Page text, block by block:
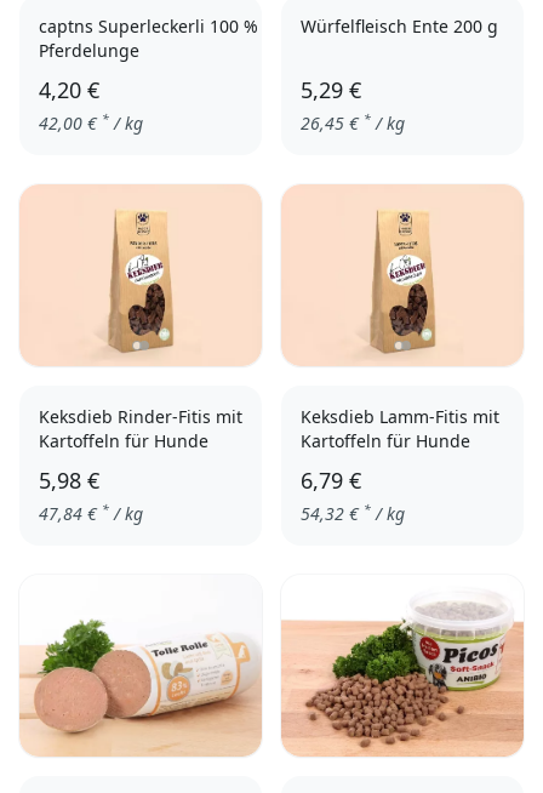
captns Superleckerli 100 %
Pferdelunge
4,20 €
42,00 € * / kg
Würfelfleisch Ente 200 g
5,29 €
26,45 € * / kg
Keksdieb Rinder-Fitis mit
Kartoffeln für Hunde
5,98 €
47,84 € * / kg
Keksdieb Lamm-Fitis mit
Kartoffeln für Hunde
6,79 €
54,32 € * / kg